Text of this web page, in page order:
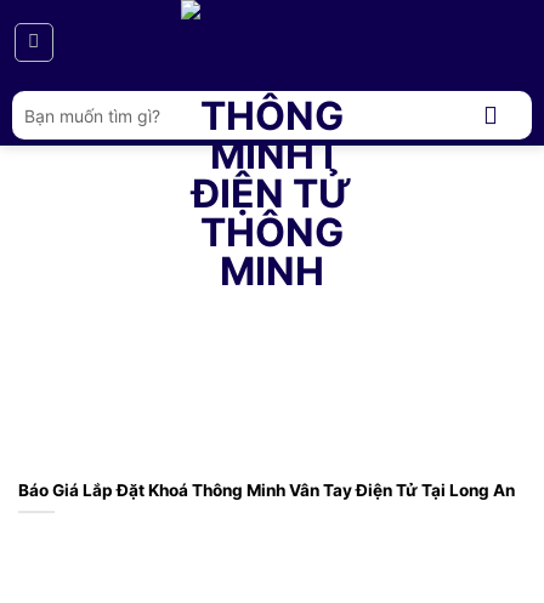
qua
dung
Tìm
kiếm:
Báo Giá Lắp Đặt Khoá Thông Minh Vân Tay Điện Tử Tại Long An